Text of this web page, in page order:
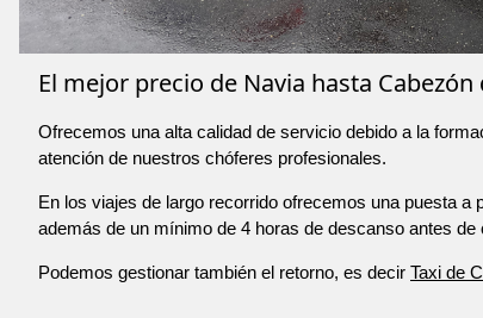
El mejor precio de Navia hasta
Ofrecemos una alta calidad de servicio debido a la
atención de nuestros chóferes profesionales.
En los viajes de largo recorrido ofrecemos una puesta a
además de un mínimo de 4 horas de descanso antes
Podemos gestionar también el retorno, es decir Taxi de